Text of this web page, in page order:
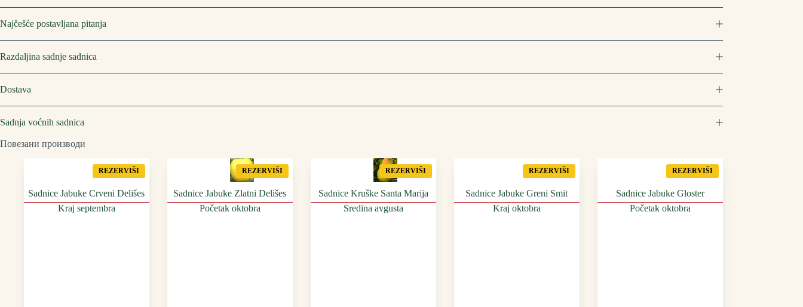
Najčešće postavljana pitanja
Razdaljina sadnje sadnica
Dostava
Sadnja voćnih sadnica
Повезани производи
REZERVIŠI
Sadnice Jabuke Crveni Delišes
Kraj septembra
REZERVIŠI
Sadnice Jabuke Zlatni Delišes
Početak oktobra
REZERVIŠI
Sadnice Kruške Santa Marija
Sredina avgusta
REZERVIŠI
Sadnice Jabuke Greni Smit
Kraj oktobra
REZERVIŠI
Sadnice Jabuke Gloster
Početak oktobra